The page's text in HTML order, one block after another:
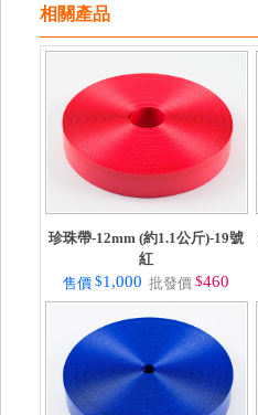
相關產品
珍珠帶-12mm (約1.1公斤)-19號
紅
售價 $1,000 批發價 $460